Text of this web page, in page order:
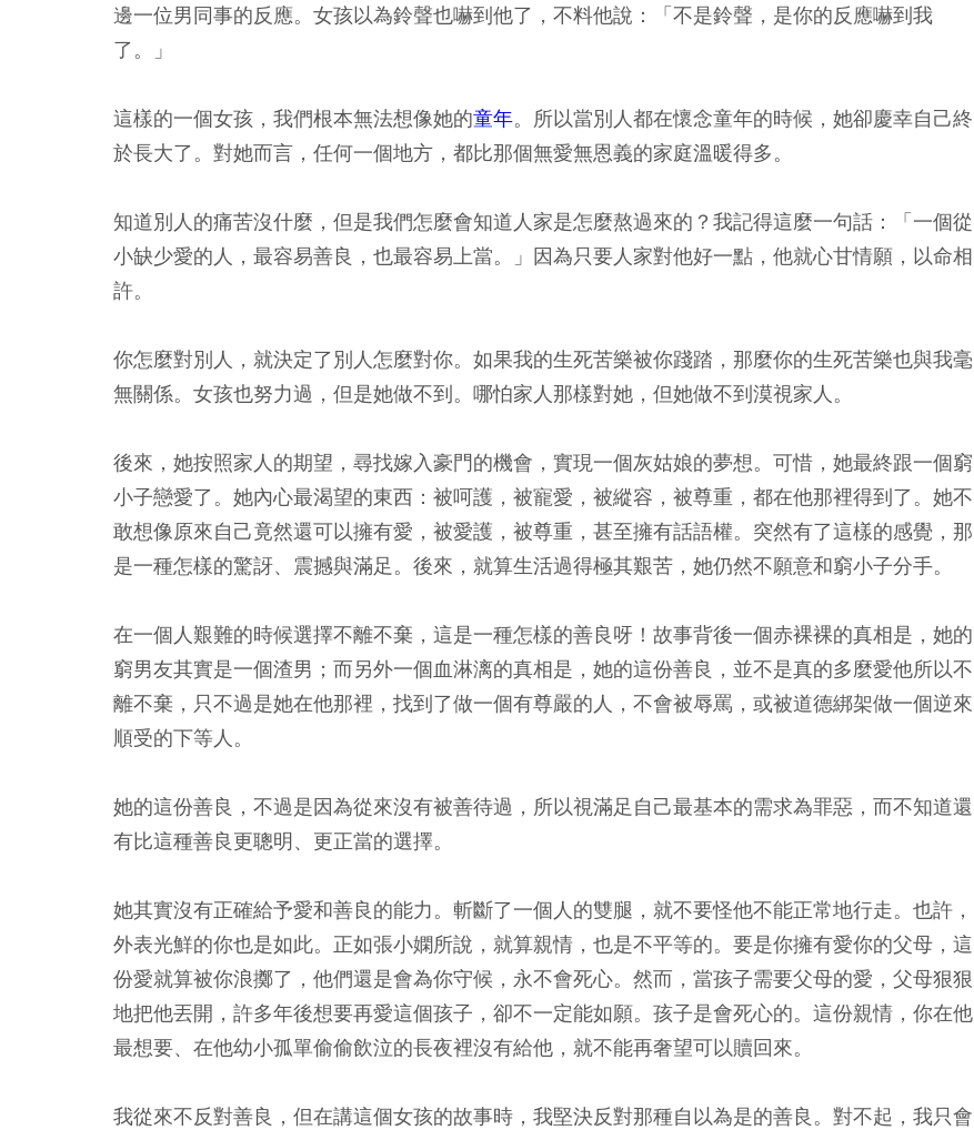
邊一位男同事的反應。女孩以為鈴聲也嚇到他了，不料他說：「不是鈴聲，是你的反應嚇到我
了。」
這樣的一個女孩，我們根本無法想像她的童年。所以當別人都在懷念童年的時候，她卻慶幸自己終
於長大了。對她而言，任何一個地方，都比那個無愛無恩義的家庭溫暖得多。
知道別人的痛苦沒什麼，但是我們怎麼會知道人家是怎麼熬過來的？我記得這麼一句話：「一個從
小缺少愛的人，最容易善良，也最容易上當。」因為只要人家對他好一點，他就心甘情願，以命相
許。
你怎麼對別人，就決定了別人怎麼對你。如果我的生死苦樂被你踐踏，那麼你的生死苦樂也與我毫
無關係。女孩也努力過，但是她做不到。哪怕家人那樣對她，但她做不到漠視家人。
後來，她按照家人的期望，尋找嫁入豪門的機會，實現一個灰姑娘的夢想。可惜，她最終跟一個窮
小子戀愛了。她內心最渴望的東西：被呵護，被寵愛，被縱容，被尊重，都在他那裡得到了。她不
敢想像原來自己竟然還可以擁有愛，被愛護，被尊重，甚至擁有話語權。突然有了這樣的感覺，那
是一種怎樣的驚訝、震撼與滿足。後來，就算生活過得極其艱苦，她仍然不願意和窮小子分手。
在一個人艱難的時候選擇不離不棄，這是一種怎樣的善良呀！故事背後一個赤裸裸的真相是，她的
窮男友其實是一個渣男；而另外一個血淋漓的真相是，她的這份善良，並不是真的多麼愛他所以不
離不棄，只不過是她在他那裡，找到了做一個有尊嚴的人，不會被辱罵，或被道德綁架做一個逆來
順受的下等人。
她的這份善良，不過是因為從來沒有被善待過，所以視滿足自己最基本的需求為罪惡，而不知道還
有比這種善良更聰明、更正當的選擇。
她其實沒有正確給予愛和善良的能力。斬斷了一個人的雙腿，就不要怪他不能正常地行走。也許，
外表光鮮的你也是如此。正如張小嫻所說，就算親情，也是不平等的。要是你擁有愛你的父母，這
份愛就算被你浪擲了，他們還是會為你守候，永不會死心。然而，當孩子需要父母的愛，父母狠狠
地把他丟開，許多年後想要再愛這個孩子，卻不一定能如願。孩子是會死心的。這份親情，你在他
最想要、在他幼小孤單偷偷飲泣的長夜裡沒有給他，就不能再奢望可以贖回來。
我從來不反對善良，但在講這個女孩的故事時，我堅決反對那種自以為是的善良。對不起，我只會